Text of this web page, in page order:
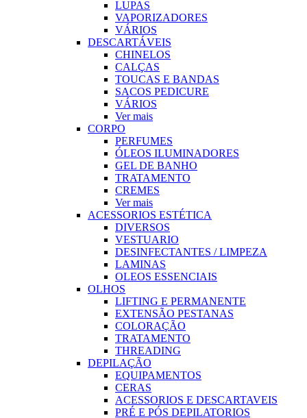
LUPAS
VAPORIZADORES
VÁRIOS
DESCARTÁVEIS
CHINELOS
CALÇAS
TOUCAS E BANDAS
SACOS PEDICURE
VÁRIOS
Ver mais
CORPO
PERFUMES
ÓLEOS ILUMINADORES
GEL DE BANHO
TRATAMENTO
CREMES
Ver mais
ACESSORIOS ESTÉTICA
DIVERSOS
VESTUARIO
DESINFECTANTES / LIMPEZA
LAMINAS
OLEOS ESSENCIAIS
OLHOS
LIFTING E PERMANENTE
EXTENSÃO PESTANAS
COLORAÇÃO
TRATAMENTO
THREADING
DEPILAÇÃO
EQUIPAMENTOS
CERAS
ACESSORIOS E DESCARTAVEIS
PRÉ E PÓS DEPILATORIOS